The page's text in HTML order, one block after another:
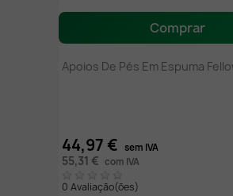
Comprar
Apoios De Pés Em Espuma
44,97 € sem IVA
55,31 € com IVA
0 Avaliação(ões)